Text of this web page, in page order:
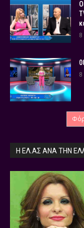
8
8
Η ΕΛ.ΑΣ ΑΝΆ ΤΗΝ